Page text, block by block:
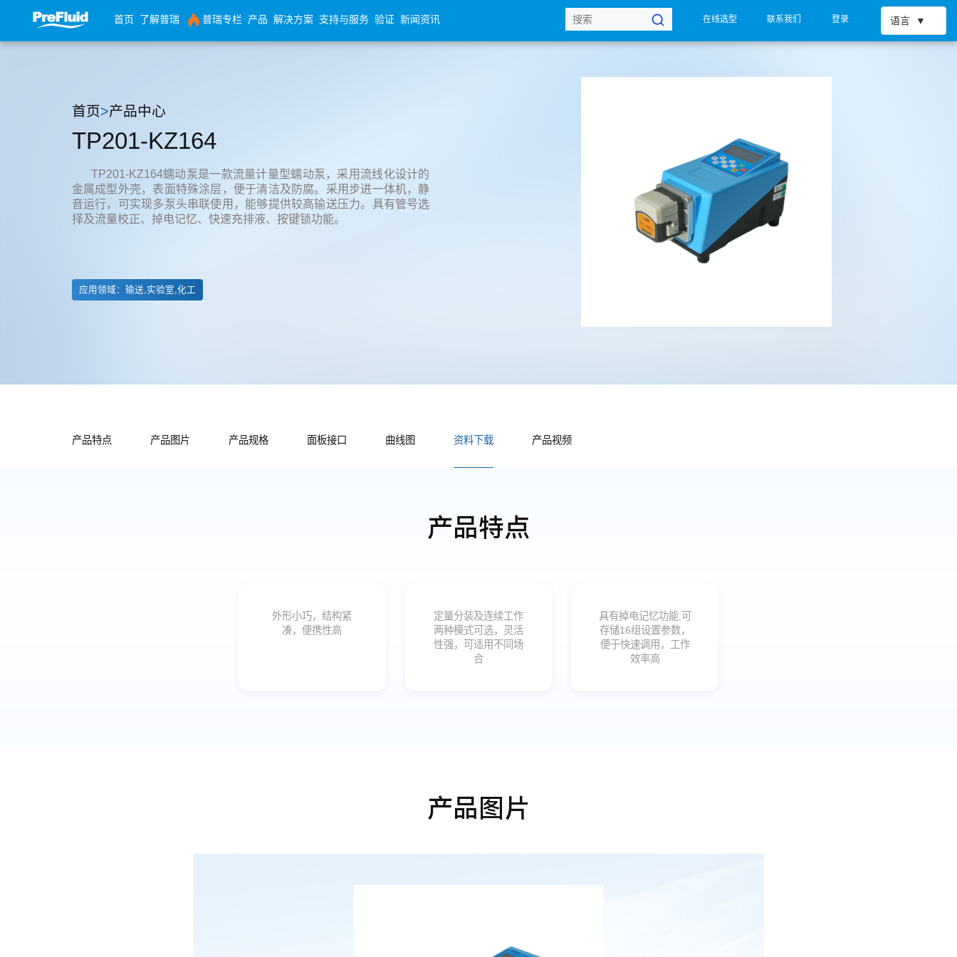
首页 了解普瑞 普瑞专栏 产品 解决方案 支持与服务 验证 新闻资讯 在线选型 联系我们 登录 语言
首页>产品中心
TP201-KZ164
TP201-KZ164蠕动泵是一款流量计量型蠕动泵，采用流线化设计的
金属成型外壳，表面特殊涂层，便于清洁及防腐。采用步进一体机，静
音运行，可实现多泵头串联使用，能够提供较高输送压力。具有管号选
择及流量校正、掉电记忆、快速充排液、按键锁功能。
应用领域：输送,实验室,化工
产品特点 产品图片 产品规格 面板接口 曲线图 资料下载 产品视频
产品特点
外形小巧，结构紧
凑，便携性高
定量分装及连续工作
两种模式可选，灵活
性强，可适用不同场
合
具有掉电记忆功能,可
存储16组设置参数，
便于快速调用，工作
效率高
产品图片